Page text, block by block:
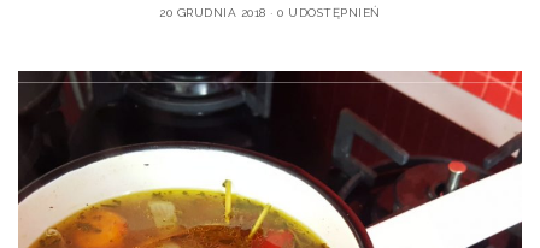
20 GRUDNIA 2018
0 UDOSTĘPNIEŃ